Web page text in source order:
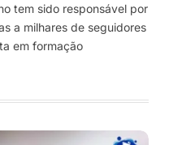
tem sido responsável por
a milhares de seguidores
em formação